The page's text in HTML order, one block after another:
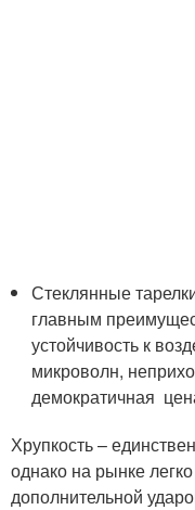
Стеклянные
главным
устойчивость к
микроволн,
демократичная
Хрупкость –
однако на рынке
дополнительной